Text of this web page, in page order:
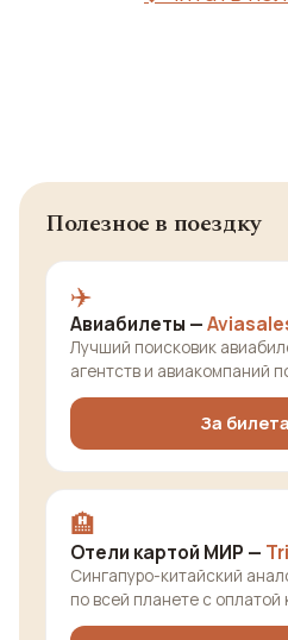
Полезное в поездку
✈️
Авиабилеты —
Лучший поисковик
агентств и авиакомпаний
За
🏨
Отели картой МИР —
Сингапуро-китайский
по всей планете с оплатой